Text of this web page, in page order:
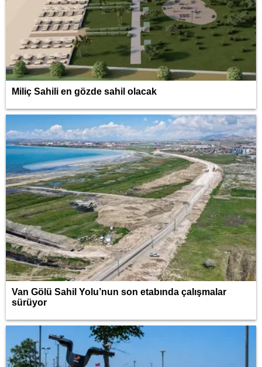
Miliç Sahili en gözde sahil olacak
Van Gölü Sahil Yolu’nun son etabında çalışmalar
sürüyor